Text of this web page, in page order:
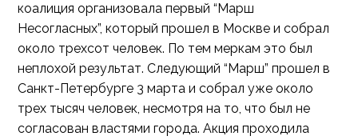
коалиция организовала первый “Марш
Несогласных”, который прошел в Москве и собрал
около трехсот человек. По тем меркам это был
неплохой результат. Следующий “Марш” прошел в
Санкт-Петербурге 3 марта и собрал уже около
трех тысяч человек, несмотря на то, что был не
согласован властями города. Акция проходила